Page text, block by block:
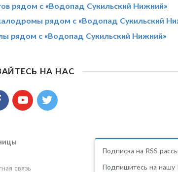
рядом с «Водопад Сукильский Нижний»
рядом с «Водопад Сукильский
рядом с «Водопад Сукильский Нижний»
НА НАС
связь
Подписка на RSS
Подпишитесь на нашу